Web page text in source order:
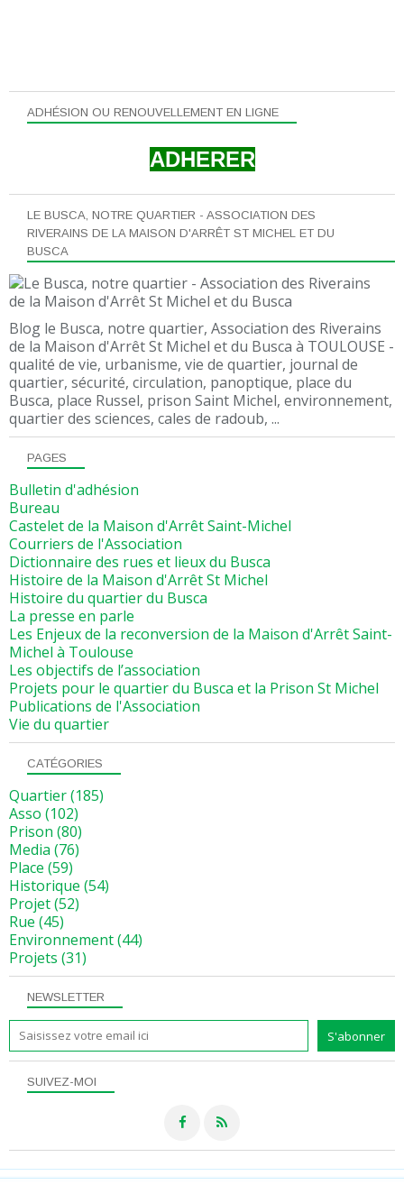
NEWSLETTER
SUIVEZ-MOI
LE BUSCA, NOTRE QUARTIER - ASSOCIATION DES
RIVERAINS DE LA MAISON D'ARRÊT ST MICHEL ET DU
BUSCA
Blog le Busca, notre quartier, Association des Riverains
de la Maison d'Arrêt St Michel et du Busca à TOULOUSE -
qualité de vie, urbanisme, vie de quartier, journal de
quartier, sécurité, circulation, panoptique, place du
Busca, place Russel, prison Saint Michel, environnement,
quartier des sciences, cales de radoub, ...
PAGES
Bulletin d'adhésion
Bureau
Castelet de la Maison d'Arrêt Saint-Michel
Courriers de l'Association
Dictionnaire des rues et lieux du Busca
Histoire de la Maison d'Arrêt St Michel
Histoire du quartier du Busca
La presse en parle
Les Enjeux de la reconversion de la Maison d'Arrêt Saint-
Michel à Toulouse
Les objectifs de l’association
Projets pour le quartier du Busca et la Prison St Michel
Publications de l'Association
Vie du quartier
CATÉGORIES
Quartier(185)
Asso (102)
Prison (80)
Media (76)
Place (59)
Historique (54)
Projet(52)
Rue (45)
Environnement(44)
Projets (31)
ADHÉSION OU RENOUVELLEMENT EN LIGNE
ADHERER